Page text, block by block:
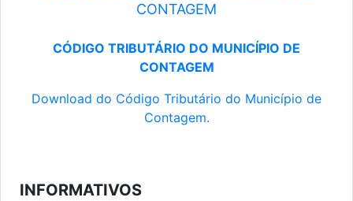
CONTAGEM
CÓDIGO TRIBUTÁRIO DO MUNICÍPIO DE
CONTAGEM
Download do Código Tributário do Município de
Contagem.
INFORMATIVOS